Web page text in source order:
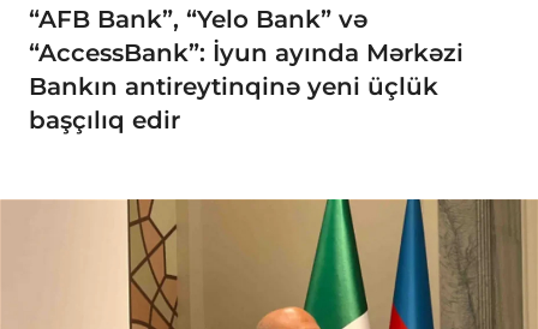
“AFB Bank”, “Yelo Bank” və
“AccessBank”: İyun ayında Mərkəzi
Bankın antireytinqinə yeni üçlük
başçılıq edir